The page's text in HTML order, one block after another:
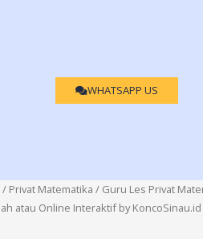
WHATSAPP US
/ Privat Matematika / Guru Les Privat
atau Online Interaktif by KoncoSinau.id